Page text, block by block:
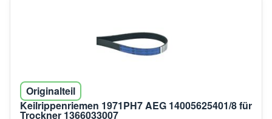
Originalteil
Keilrippenriemen 1971PH7 AEG 14005625401/8 für
Trockner 1366033007